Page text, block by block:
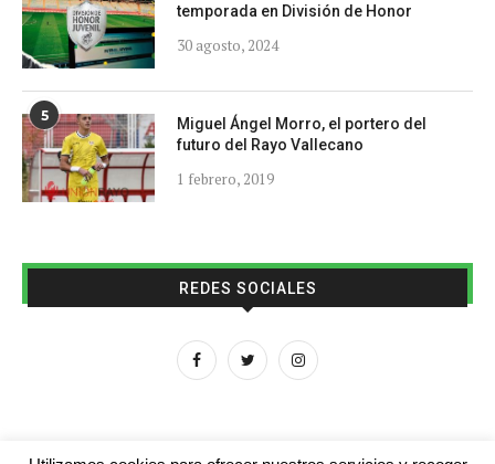
temporada en División de Honor
30 agosto, 2024
5
Miguel Ángel Morro, el portero del
futuro del Rayo Vallecano
1 febrero, 2019
REDES SOCIALES